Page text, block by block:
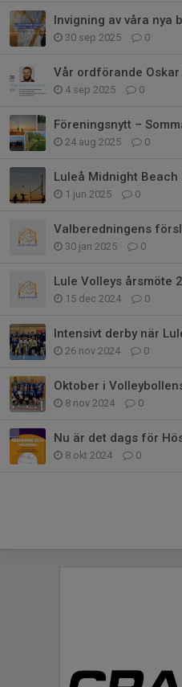
Invigning av våra nya
30 sep 2025 0
4 sep 2025 0
24 aug 2025 0
1 jun 2025 0
30 jan 2025 0
Lule Volleys årsmöte
15 dec 2024 0
26 nov 2024 0
8 nov 2024 0
Nu är det dags för
8 okt 2024 0